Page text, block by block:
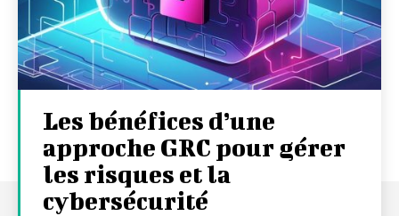
Les bénéfices d’une
approche GRC pour gérer
les risques et la
cybersécurité